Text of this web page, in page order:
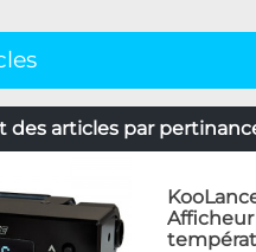
des articles par